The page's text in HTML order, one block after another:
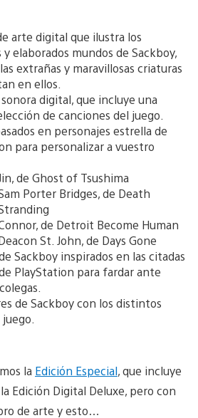
arte digital que ilustra los
y elaborados mundos de Sackboy,
extrañas y maravillosas criaturas
en ellos.
digital, que incluye una
de canciones del juego.
en personajes estrella de
para personalizar a vuestro
de Ghost of Tsushima
Porter Bridges, de Death
de Detroit Become Human
St. John, de Days Gone
Sackboy inspirados en las citadas
PlayStation para fardar ante
de Sackboy con los distintos
la Edición Especial, que incluye
Edición Digital Deluxe, pero con
de arte y esto…